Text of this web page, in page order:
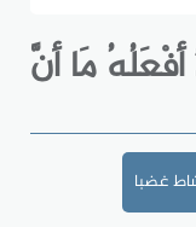
أفْعَلُهُ مَا أنَّ
غضبا